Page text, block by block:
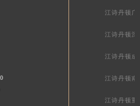
江诗丹顿广
江诗丹顿深
江诗丹顿成
江诗丹顿南
江诗丹顿重